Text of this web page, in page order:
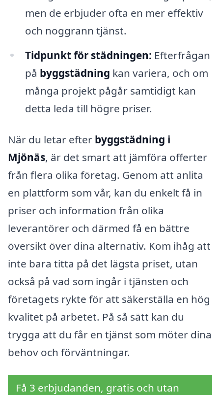
men de erbjuder ofta en mer effektiv
och noggrann tjänst.
Tidpunkt för städningen: Efterfrågan
på byggstädning kan variera, och om
många projekt pågår samtidigt kan
detta leda till högre priser.
När du letar efter byggstädning i
Mjönäs, är det smart att jämföra offerter
från flera olika företag. Genom att anlita
en plattform som vår, kan du enkelt få in
priser och information från olika
leverantörer och därmed få en bättre
översikt över dina alternativ. Kom ihåg att
inte bara titta på det lägsta priset, utan
också på vad som ingår i tjänsten och
företagets rykte för att säkerställa en hög
kvalitet på arbetet. På så sätt kan du
trygga att du får en tjänst som möter dina
behov och förväntningar.
Få 3 erbjudanden, gratis och utan